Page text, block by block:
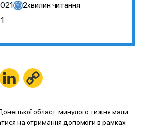
2хвилин читання
TelegramLinkedIn
області минулого тижня мали
на отримання допомоги в рамках